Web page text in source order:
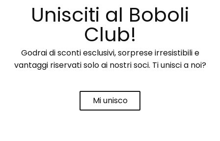
Unisciti al Boboli
Club!
Godrai di sconti esclusivi, sorprese irresistibili e
vantaggi riservati solo ai nostri soci. Ti unisci a noi?
Mi unisco